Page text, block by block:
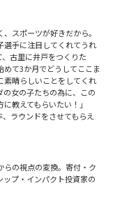
スポーツが好きだから。
選手に注目してくれてうれ
古里に井戸をつくりた
て3か月でどうしてここま
素晴らしいことをしてくれ
女の子たちの為に、この
教えてもらいたい！」
ラウンドをさせてもらえ
の視点の変換。寄付・ク
プ・インパクト投資家の